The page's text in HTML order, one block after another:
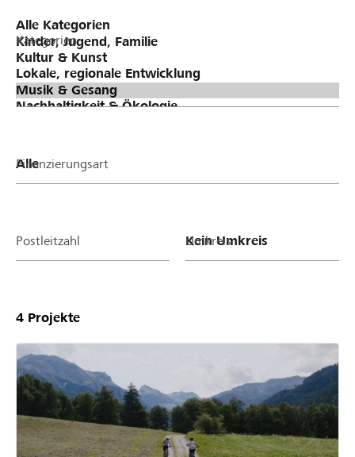
Kategorien
Finanzierungsart
Postleitzahl Umkreis
4 Projekte